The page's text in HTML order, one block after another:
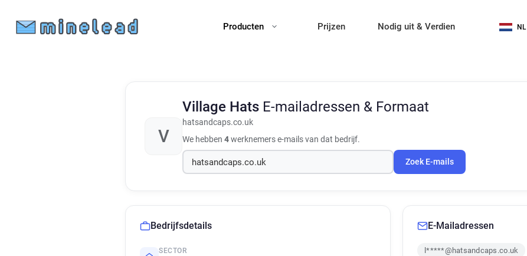
Producten Prijzen Nodig uit & Verdien NL
V
Village Hats E-mailadressen & Formaat
hatsandcaps.co.uk
We hebben 4werknemers e-mails van dat bedrijf.
Zoek E-mails
Bedrijfsdetails
SECTOR
E-Mailadressen
l*****@hatsandcaps.co.uk